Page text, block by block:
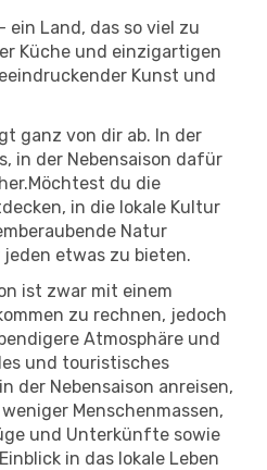
ein Land, das so viel zu
Küche und einzigartigen
Kunst und
ganz von dir ab. In der
in der Nebensaison dafür
du die
in die lokale Kultur
Natur
etwas zu bieten.
ist zwar mit einem
zu rechnen, jedoch
Atmosphäre und
und touristisches
der Nebensaison anreisen,
Menschenmassen,
und Unterkünfte sowie
in das lokale Leben